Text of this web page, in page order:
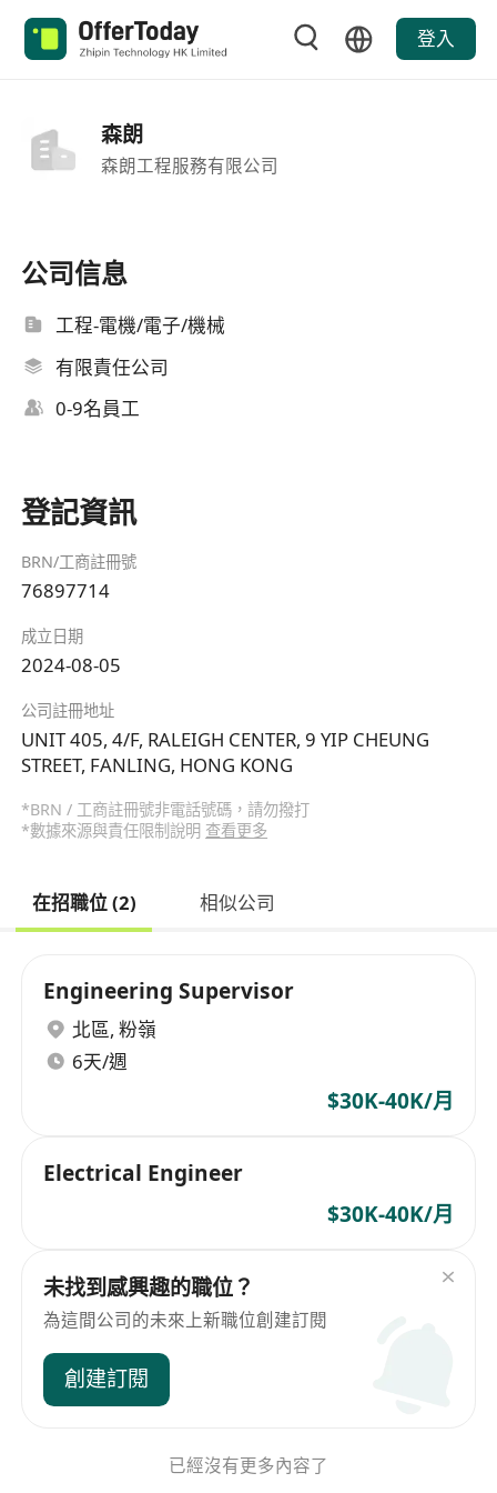
登入
森朗
森朗工程服務有限公司
公司信息
工程-電機/電子/機械
有限責任公司
0-9名員工
登記資訊
BRN/工商註冊號
76897714
成立日期
2024-08-05
公司註冊地址
UNIT 405, 4/F, RALEIGH CENTER, 9 YIP CHEUNG
STREET, FANLING, HONG KONG
*BRN / 工商註冊號非電話號碼，請勿撥打
*數據來源與責任限制說明 查看更多
在招職位 (2) 相似公司
Engineering Supervisor
北區, 粉嶺
6天/週
$30K-40K/月
Electrical Engineer
$30K-40K/月
未找到感興趣的職位？
為這間公司的未來上新職位創建訂閱
創建訂閱
已經沒有更多內容了